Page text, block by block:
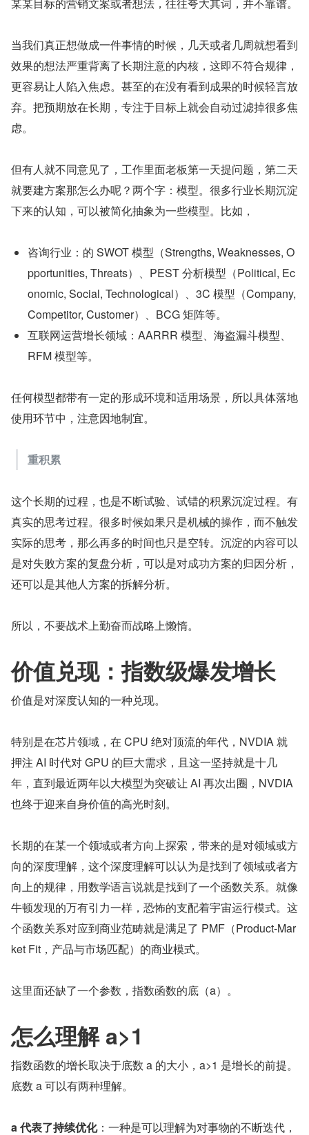
当我们真正想做成一件事情的时候，几天或者几周就想看到
效果的想法严重背离了长期注意的内核，这即不符合规律，
更容易让人陷入焦虑。甚至的在没有看到成果的时候轻言放
弃。把预期放在长期，专注于目标上就会自动过滤掉很多焦
虑。
但有人就不同意见了，工作里面老板第一天提问题，第二天
就要建方案那怎么办呢？两个字：模型。很多行业长期沉淀
下来的认知，可以被简化抽象为一些模型。比如，
咨询行业：的 SWOT 模型（Strengths, Weaknesses, O
pportunities, Threats）、PEST 分析模型（Political, Ec
onomic, Social, Technological）、3C 模型（Company,
Competitor, Customer）、BCG 矩阵等。
互联网运营增长领域：AARRR 模型、海盗漏斗模型、
RFM 模型等。
任何模型都带有一定的形成环境和适用场景，所以具体落地
使用环节中，注意因地制宜。
重积累
这个长期的过程，也是不断试验、试错的积累沉淀过程。有
真实的思考过程。很多时候如果只是机械的操作，而不触发
实际的思考，那么再多的时间也只是空转。沉淀的内容可以
是对失败方案的复盘分析，可以是对成功方案的归因分析，
还可以是其他人方案的拆解分析。
所以，不要战术上勤奋而战略上懒惰。
价值兑现：指数级爆发增长
价值是对深度认知的一种兑现。
特别是在芯片领域，在 CPU 绝对顶流的年代，NVDIA 就
押注 AI 时代对 GPU 的巨大需求，且这一坚持就是十几
年，直到最近两年以大模型为突破让 AI 再次出圈，NVDIA
也终于迎来自身价值的高光时刻。
长期的在某一个领域或者方向上探索，带来的是对领域或方
向的深度理解，这个深度理解可以认为是找到了领域或者方
向上的规律，用数学语言说就是找到了一个函数关系。就像
牛顿发现的万有引力一样，恐怖的支配着宇宙运行模式。这
个函数关系对应到商业范畴就是满足了 PMF（Product-Mar
ket Fit，产品与市场匹配）的商业模式。
这里面还缺了一个参数，指数函数的底（a）。
怎么理解 a>1
指数函数的增长取决于底数 a 的大小，a>1 是增长的前提。
底数 a 可以有两种理解。
a 代表了持续优化：一种是可以理解为对事物的不断迭代，